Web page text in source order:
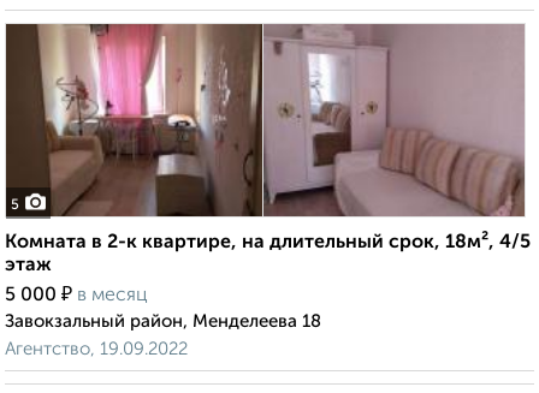
5
Комната в 2-к квартире, на длительный срок, 18м², 4/5
этаж
5 000 ₽ в месяц
Завокзальный район, Менделеева 18
Агентство, 19.09.2022